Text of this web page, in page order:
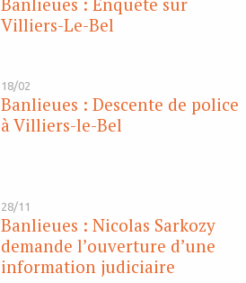
Villiers-Le-Bel
18/02
Banlieues : Descente de police
à Villiers-le-Bel
28/11
Banlieues : Nicolas Sarkozy
demande l’ouverture d’une
information judiciaire